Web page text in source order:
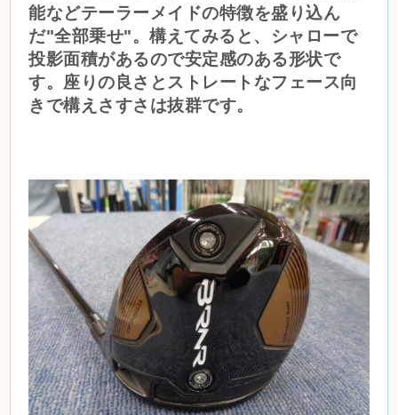
能などテーラーメイドの特徴を盛り込ん
だ"全部乗せ"。構えてみると、シャローで
投影面積があるので安定感のある形状で
す。座りの良さとストレートなフェース向
きで構えさすさは抜群です。